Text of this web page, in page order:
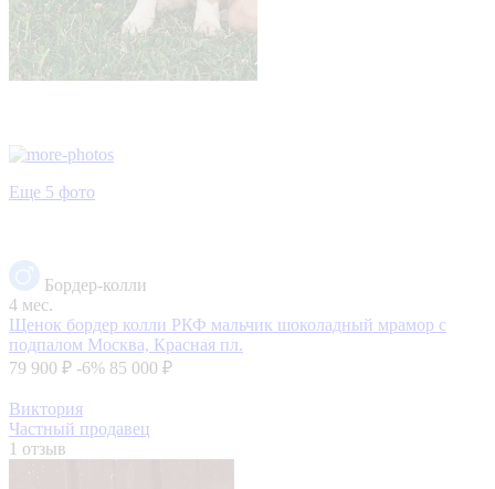
Еще 5 фото
Бордер-колли
4 мес.
Щенок бордер колли РКФ мальчик шоколадный мрамор с
подпалом Москва, Красная пл.
79 900 ₽ -6% 85 000 ₽
Виктория
Частный продавец
1 отзыв